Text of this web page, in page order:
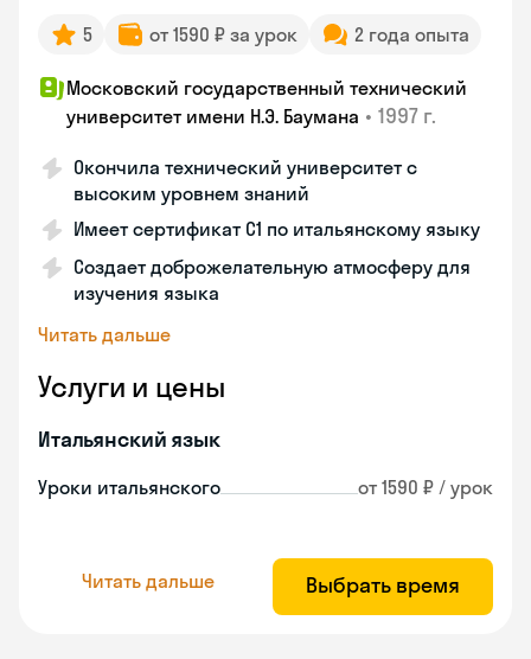
5 от 1590 ₽ за урок 2 года опыта
Московский государственный технический
университет имени Н.Э. Баумана • 1997 г.
Окончила технический университет с
высоким уровнем знаний
Имеет сертификат C1 по итальянскому языку
Создает доброжелательную атмосферу для
изучения языка
Читать дальше
Услуги и цены
Итальянский язык
Уроки итальянского от 1590 ₽ / урок
Читать дальше Выбрать время